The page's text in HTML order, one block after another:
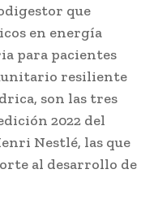
que
en energía
para pacientes
resiliente
son las tres
2022 del
Nestlé, las que
al desarrollo de